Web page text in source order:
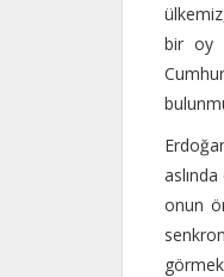
bir oy
onun